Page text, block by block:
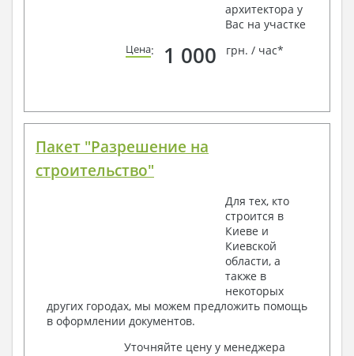
архитектора у
Вас на участке
Цена: 1 000 грн. / час*
Пакет "Разрешение на
строительство"
Для тех, кто
строится в
Киеве и
Киевской
области, а
также в
некоторых
других городах, мы можем предложить помощь
в оформлении документов.
Уточняйте цену у менеджера